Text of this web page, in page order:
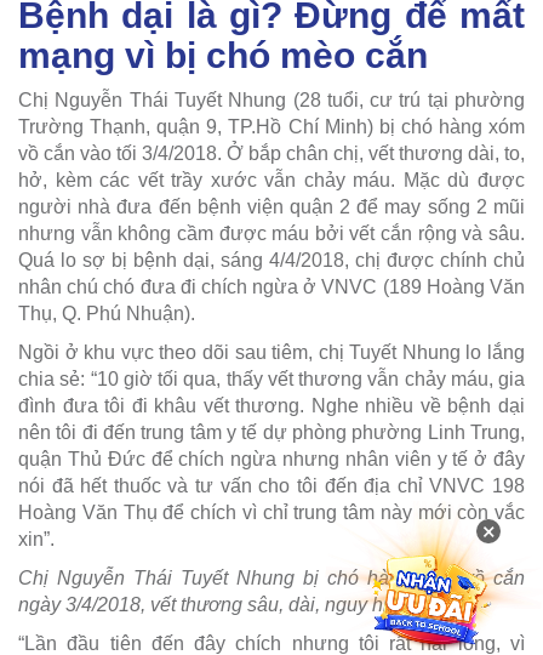
Bệnh dại là gì? Đừng để mất
mạng vì bị chó mèo cắn
Chị Nguyễn Thái Tuyết Nhung (28 tuổi, cư trú tại phường
Trường Thạnh, quận 9, TP.Hồ Chí Minh) bị chó hàng xóm
vồ cắn vào tối 3/4/2018. Ở bắp chân chị, vết thương dài, to,
hở, kèm các vết trầy xước vẫn chảy máu. Mặc dù được
người nhà đưa đến bệnh viện quận 2 để may sống 2 mũi
nhưng vẫn không cầm được máu bởi vết cắn rộng và sâu.
Quá lo sợ bị bệnh dại, sáng 4/4/2018, chị được chính chủ
nhân chú chó đưa đi chích ngừa ở VNVC (189 Hoàng Văn
Thụ, Q. Phú Nhuận).
Ngồi ở khu vực theo dõi sau tiêm, chị Tuyết Nhung lo lắng
chia sẻ: “10 giờ tối qua, thấy vết thương vẫn chảy máu, gia
đình đưa tôi đi khâu vết thương. Nghe nhiều về bệnh dại
nên tôi đi đến trung tâm y tế dự phòng phường Linh Trung,
quận Thủ Đức để chích ngừa nhưng nhân viên y tế ở đây
nói đã hết thuốc và tư vấn cho tôi đến địa chỉ VNVC 198
Hoàng Văn Thụ để chích vì chỉ trung tâm này mới còn vắc
xin”.
Chị Nguyễn Thái Tuyết Nhung bị chó hàng xóm vồ cắn
ngày 3/4/2018, vết thương sâu, dài, nguy hiểm
“Lần đầu tiên đến đây chích nhưng tôi rất hài lòng, vì
×